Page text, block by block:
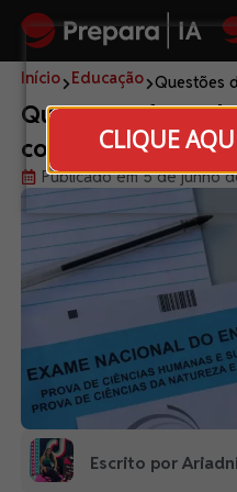
CLIQUE
Início Educação Questões
Questões de
com resolução
Publicado em 5 de junho
Escrito por